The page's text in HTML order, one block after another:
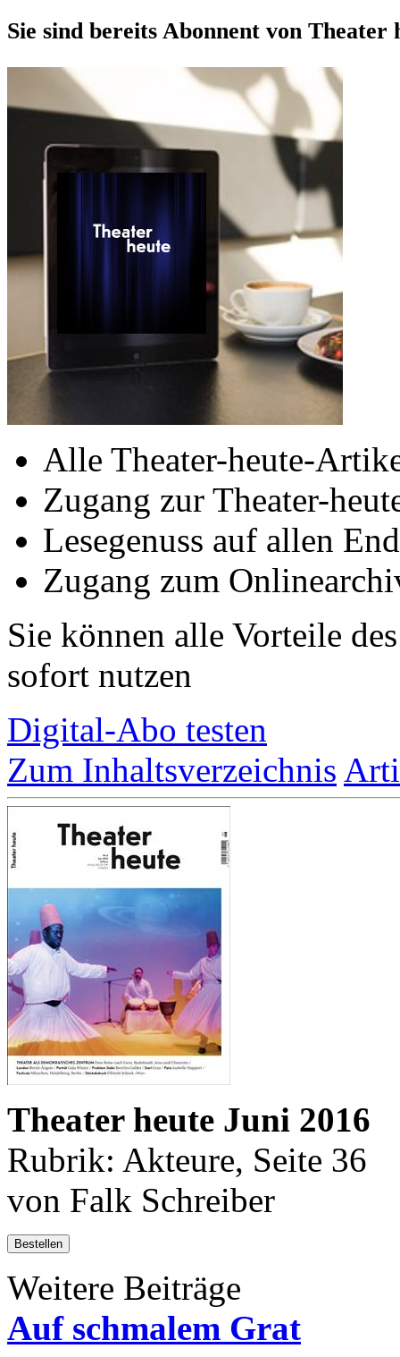
Sie sind bereits Abonnent von Theater
Alle Theater-heute-
Zugang zur Theater-
Lesegenuss auf allen
Zugang zum
Sie können alle Vorteile
sofort nutzen
Digital-Abo testen
Zum Inhaltsverzeichnis
Theater heute Juni 2016
Rubrik: Akteure, Seite 36
von Falk Schreiber
Bestellen
Weitere Beiträge
Auf schmalem Grat